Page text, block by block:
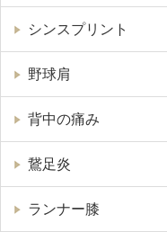
シンスプリント
野球肩
背中の痛み
鵞足炎
ランナー膝